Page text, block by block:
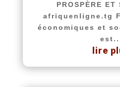
PROSPÈRE ET
afriquenligne.tg
économiques et
lire